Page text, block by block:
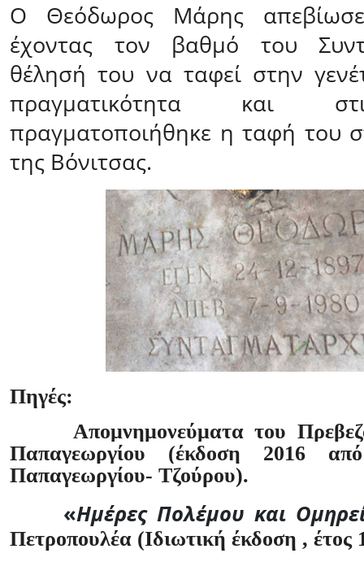
Ο Θεόδωρος Μάρης
έχοντας τον βαθμό του
θέλησή του να ταφεί στην
πραγματικότητα και
πραγματοποιήθηκε η ταφή του
της Βόνιτσας.
Πηγές:
Απομνημονεύματα του
Παπαγεωργίου (έκδοση 2016
Παπαγεωργίου- Τζούρου).
«Ημέρες Πολέμου και
Πετροπουλέα (Ιδιωτική έκδοση , έτος